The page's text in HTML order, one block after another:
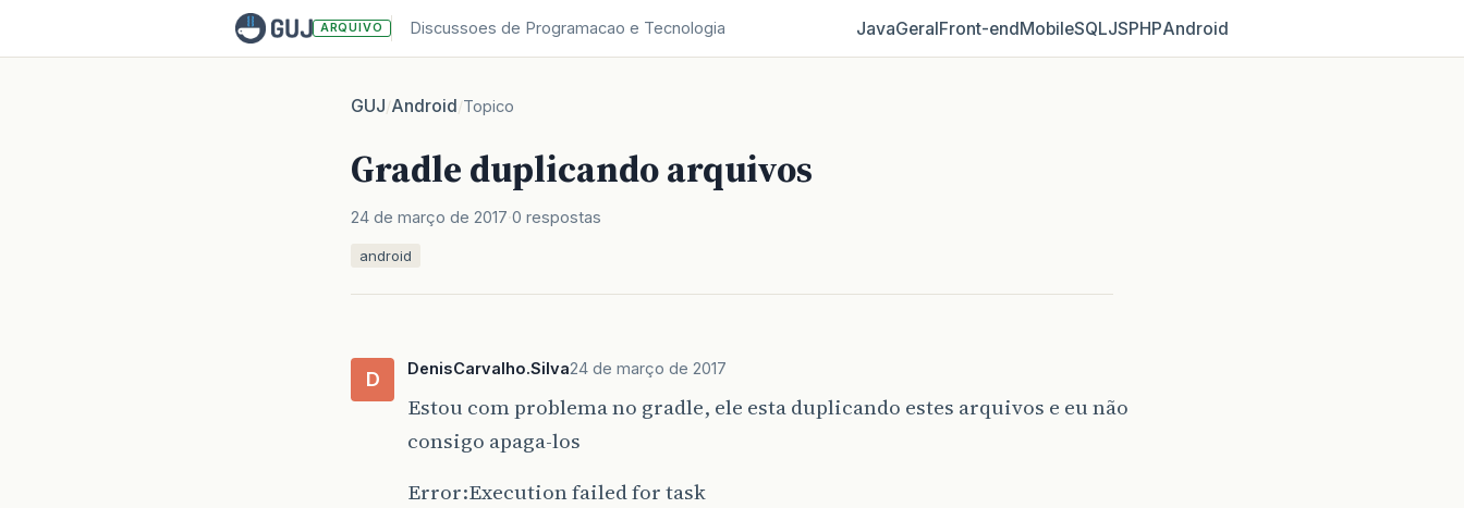
ARQUIVO Discussoes de Programacao e Tecnologia JavaGeralFront‑endMobileSQLJSPHPAndroid
GUJ/Android/Topico
Gradle duplicando arquivos
24 de março de 2017 0 respostas
android
D DenisCarvalho.Silva24 de março de 2017
Estou com problema no gradle, ele esta duplicando estes arquivos e eu não
consigo apaga-los
Error:Execution failed for task